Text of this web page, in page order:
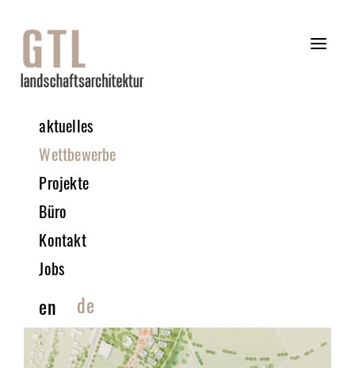
aktuelles
Wettbewerbe
Projekte
Büro
Kontakt
Jobs
en de